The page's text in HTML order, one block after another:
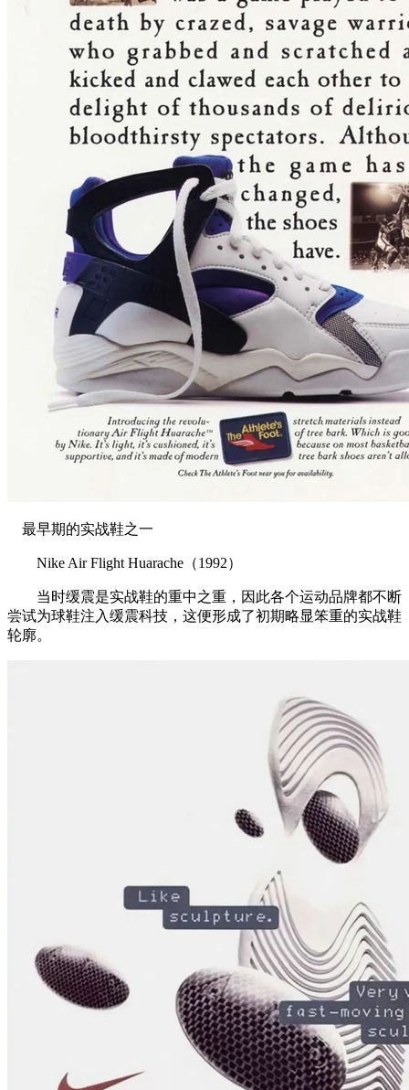
最早期的实战鞋之一
Nike Air Flight Huarache（1992）
当时缓震是实战鞋的重中之重，因此各个运动品牌都不断
尝试为球鞋注入缓震科技，这便形成了初期略显笨重的实战鞋
轮廓。